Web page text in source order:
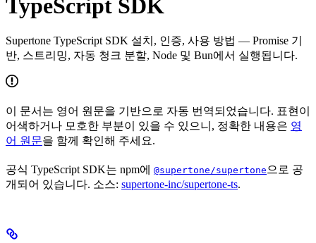
TypeScript SDK
Supertone TypeScript SDK 설치, 인증, 사용 방법 — Promise 기
반, 스트리밍, 자동 청크 분할, Node 및 Bun에서 실행됩니다.
이 문서는 영어 원문을 기반으로 자동 번역되었습니다. 표현이
어색하거나 모호한 부분이 있을 수 있으니, 정확한 내용은 영
어 원문을 함께 확인해 주세요.
공식 TypeScript SDK는 npm에 @supertone/supertone 으로 공
개되어 있습니다. 소스: supertone-inc/supertone-ts.